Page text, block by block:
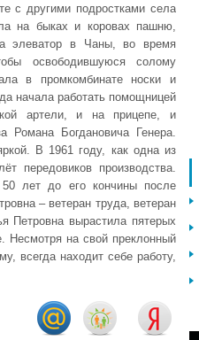
с другими подростками села
на быках и коровах пашню,
элеватор в Чаны, во время
освободившуюся солому
в промкомбинате носки и
начала работать помощницей
артели, и на прицепе, и
Богдановича Генера.
В 1961 году, как одна из
передовиков производства.
лет до его кончины после
– ветеран труда, ветеран
Петровна вырастила пятерых
Несмотря на свой преклонный
всегда находит себе работу,